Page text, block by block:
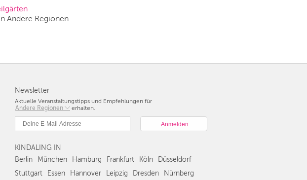
Andere Regionen
Newsletter
Aktuelle Veranstaltungstipps und Empfehlungen für
Andere Regionen
Berlin
München
Hamburg
Frankfurt
Köln
erhalten.
KINDALING IN
Berlin
München Hamburg Frankfurt Köln
Düsseldorf
Stuttgart
Essen Hannover Leipzig Dresden Nürnberg